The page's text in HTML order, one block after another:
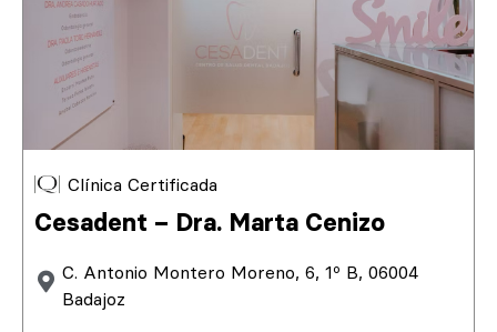
Clínica Certificada
Cesadent – Dra. Marta Cenizo
C. Antonio Montero Moreno, 6, 1º B, 06004
Badajoz